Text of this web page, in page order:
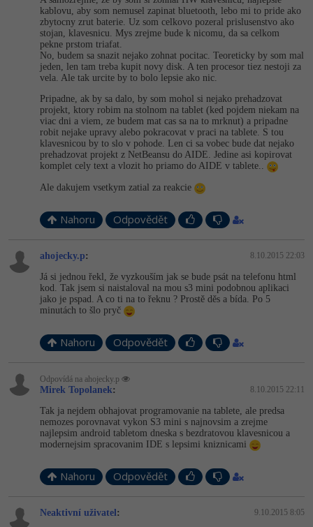
kablovu, aby som nemusel zapinat bluetooth, lebo mi to pride ako
zbytocny zrut baterie. Uz som celkovo pozeral prislusenstvo ako
stojan, klavesnicu. Mys zrejme bude k nicomu, da sa celkom
pekne prstom triafat.
No, budem sa snazit nejako zohnat pocitac. Teoreticky by som mal
jeden, len tam treba kupit novy disk. A ten procesor tiez nestoji za
vela. Ale tak urcite by to bolo lepsie ako nic.
Pripadne, ak by sa dalo, by som mohol si nejako prehadzovat
projekt, ktory robim na stolnom na tablet (ked pojdem niekam na
viac dni a viem, ze budem mat cas sa na to mrknut) a pripadne
robit nejake upravy alebo pokracovat v praci na tablete. S tou
klavesnicou by to slo v pohode. Len ci sa vobec bude dat nejako
prehadzovat projekt z NetBeansu do AIDE. Jedine asi kopirovat
komplet cely text a vlozit ho priamo do AIDE v tablete..
Ale dakujem vsetkym zatial za reakcie
Nahoru Odpovědět
ahojecky.p: 8.10.2015 22:03
Já si jednou řekl, že vyzkouším jak se bude psát na telefonu html
kod. Tak jsem si naistaloval na mou s3 mini podobnou aplikaci
jako je pspad. A co ti na to řeknu ? Prostě děs a bída. Po 5
minutách to šlo pryč
Nahoru Odpovědět
Odpovídá na ahojecky.p
Mirek Topolanek: 8.10.2015 22:11
Tak ja nejdem obhajovat programovanie na tablete, ale predsa
nemozes porovnavat vykon S3 mini s najnovsim a zrejme
najlepsim android tabletom dneska s bezdratovou klavesnicou a
modernejsim spracovanim IDE s lepsimi kniznicami
Nahoru Odpovědět
Neaktivní uživatel: 9.10.2015 8:05